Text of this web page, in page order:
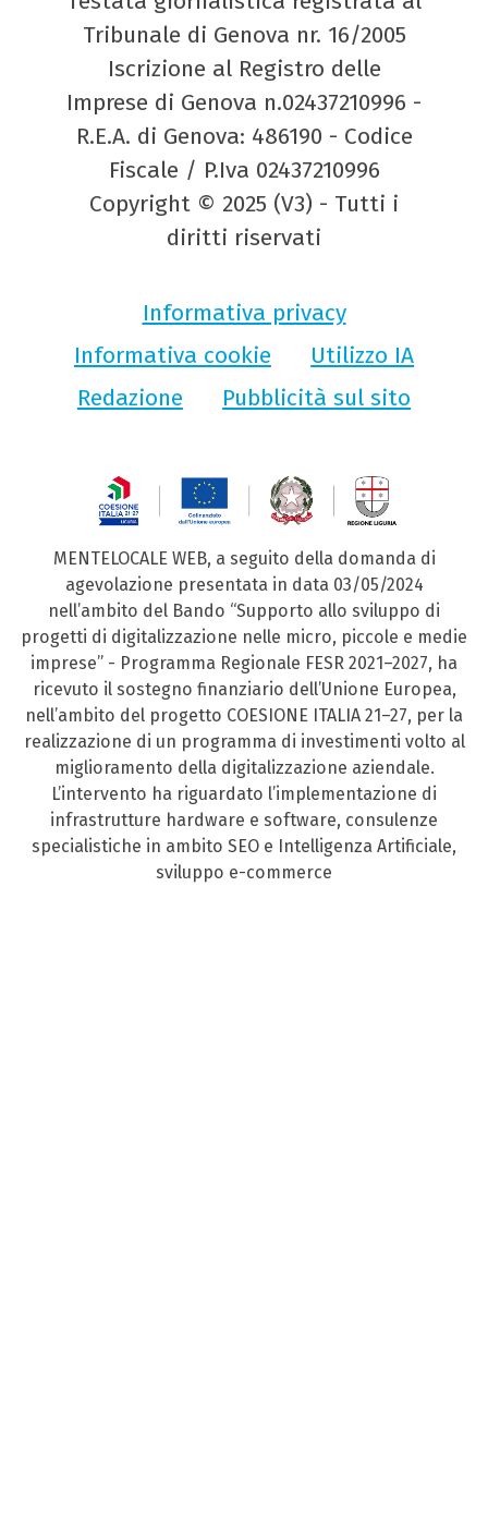
Tribunale di Genova nr. 16/2005
Iscrizione al Registro delle
Imprese di Genova n.02437210996 -
R.E.A. di Genova: 486190 - Codice
Fiscale / P.Iva 02437210996
Copyright © 2025 (V3) - Tutti i
diritti riservati
Informativa privacy
Informativa cookie
Utilizzo IA
Redazione
Pubblicità sul sito
MENTELOCALE WEB, a seguito della domanda di
agevolazione presentata in data 03/05/2024
nell’ambito del Bando “Supporto allo sviluppo di
progetti di digitalizzazione nelle micro, piccole e medie
imprese” - Programma Regionale FESR 2021–2027, ha
ricevuto il sostegno finanziario dell’Unione Europea,
nell’ambito del progetto COESIONE ITALIA 21–27, per la
realizzazione di un programma di investimenti volto al
miglioramento della digitalizzazione aziendale.
L’intervento ha riguardato l’implementazione di
infrastrutture hardware e software, consulenze
specialistiche in ambito SEO e Intelligenza Artificiale,
sviluppo e-commerce